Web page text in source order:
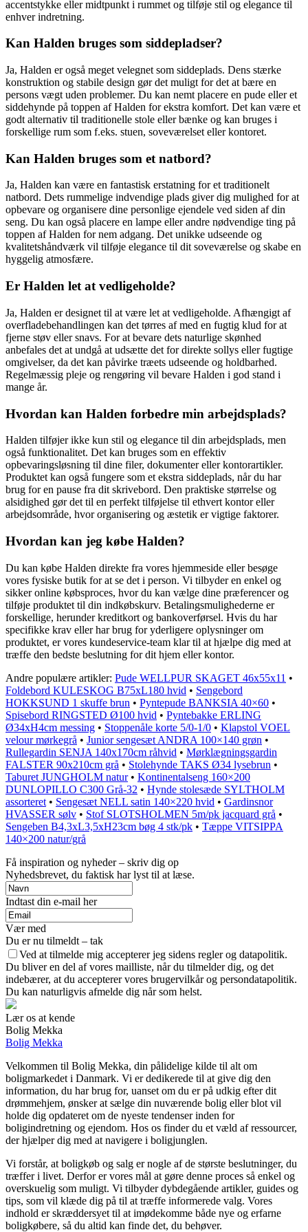
accentstykke eller midtpunkt i rummet og tilføje stil og elegance til
enhver indretning.
Kan Halden bruges som siddepladser?
Ja, Halden er også meget velegnet som siddeplads. Dens stærke
konstruktion og stabile design gør det muligt for det at bære en
persons vægt uden problemer. Du kan nemt placere en pude eller et
siddehynde på toppen af Halden for ekstra komfort. Det kan være et
godt alternativ til traditionelle stole eller bænke og kan bruges i
forskellige rum som f.eks. stuen, soveværelset eller kontoret.
Kan Halden bruges som et natbord?
Ja, Halden kan være en fantastisk erstatning for et traditionelt
natbord. Dets rummelige indvendige plads giver dig mulighed for at
opbevare og organisere dine personlige ejendele ved siden af ​​din
seng. Du kan også placere en lampe eller andre nødvendige ting på
toppen af Halden for nem adgang. Det unikke udseende og
kvalitetshåndværk vil tilføje elegance til dit soveværelse og skabe en
hyggelig atmosfære.
Er Halden let at vedligeholde?
Ja, Halden er designet til at være let at vedligeholde. Afhængigt af
overfladebehandlingen kan det tørres af med en fugtig klud for at
fjerne støv eller snavs. For at bevare dets naturlige skønhed
anbefales det at undgå at udsætte det for direkte sollys eller fugtige
omgivelser, da det kan påvirke træets udseende og holdbarhed.
Regelmæssig pleje og rengøring vil bevare Halden i god stand i
mange år.
Hvordan kan Halden forbedre min arbejdsplads?
Halden tilføjer ikke kun stil og elegance til din arbejdsplads, men
også funktionalitet. Det kan bruges som en effektiv
opbevaringsløsning til dine filer, dokumenter eller kontorartikler.
Produktet kan også fungere som et ekstra siddeplads, når du har
brug for en pause fra dit skrivebord. Den praktiske størrelse og
alsidighed gør det til en perfekt tilføjelse til ethvert kontor eller
arbejdsområde, hvor organisering og æstetik er vigtige faktorer.
Hvordan kan jeg købe Halden?
Du kan købe Halden direkte fra vores hjemmeside eller besøge
vores fysiske butik for at se det i person. Vi tilbyder en enkel og
sikker online købsproces, hvor du kan vælge dine præferencer og
tilføje produktet til din indkøbskurv. Betalingsmulighederne er
forskellige, herunder kreditkort og bankoverførsel. Hvis du har
specifikke krav eller har brug for yderligere oplysninger om
produktet, er vores kundeservice-team klar til at hjælpe dig med at
træffe den bedste beslutning for dit hjem eller kontor.
Andre populære artikler: Pude WELLPUR SKAGET 46x55x11 •
Foldebord KULESKOG B75xL180 hvid • Sengebord
HOKKSUND 1 skuffe brun • Pyntepude BANKSIA 40×60 •
Spisebord RINGSTED Ø100 hvid • Pyntebakke ERLING
Ø34xH4cm messing • Stoppenåle korte 5/0-1/0 • Klapstol VOEL
velour mørkegrå • Junior sengesæt ANDRA 100×140 grøn •
Rullegardin SENJA 140x170cm råhvid • Mørklægningsgardin
FALSTER 90x210cm grå • Stolehynde TAKS Ø34 lysebrun •
Taburet JUNGHOLM natur• Kontinentalseng 160×200
DUNLOPILLO C300 Grå-32 • Hynde stolesæde SYLTHOLM
assorteret • Sengesæt NELL satin 140×220 hvid • Gardinsnor
HVASSER sølv • Stof SLOTSHOLMEN 5m/pk jacquard grå •
Sengeben B4,3xL3,5xH23cm bøg 4 stk/pk • Tæppe VITSIPPA
140×200 natur/grå
Få inspiration og nyheder – skriv dig op
Nyhedsbrevet, du faktisk har lyst til at læse.
Indtast din e-mail her
Vær med
Du er nu tilmeldt – tak
Ved at tilmelde mig accepterer jeg sidens regler og datapolitik.
Du bliver en del af vores mailliste, når du tilmelder dig, og det
indebærer, at du accepterer vores brugervilkår og persondatapolitik.
Du kan naturligvis afmelde dig når som helst.
Lær os at kende
Bolig Mekka
Bolig Mekka
Velkommen til Bolig Mekka, din pålidelige kilde til alt om
boligmarkedet i Danmark. Vi er dedikerede til at give dig den
information, du har brug for, uanset om du er på udkig efter dit
drømmehjem, ønsker at sælge din nuværende bolig eller blot vil
holde dig opdateret om de nyeste tendenser inden for
boligindretning og ejendom. Hos os finder du et væld af ressourcer,
der hjælper dig med at navigere i boligjunglen.
Vi forstår, at boligkøb og salg er nogle af de største beslutninger, du
træffer i livet. Derfor er vores mål at gøre denne proces så enkel og
overskuelig som muligt. Vi tilbyder dybdegående artikler, guides og
tips, som vil klæde dig på til at træffe informerede valg. Vores
indhold er skræddersyet til at imødekomme både nye og erfarne
boligkøbere, så du altid kan finde det, du behøver.